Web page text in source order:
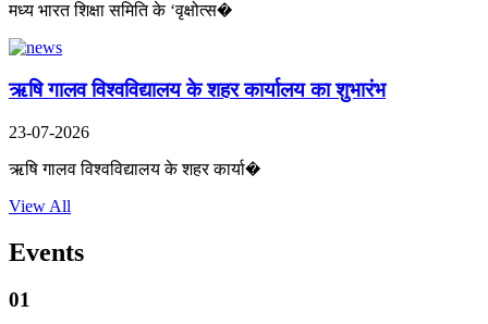
मध्य भारत शिक्षा समिति के ‘वृक्षोत्स�
ऋषि गालव विश्वविद्यालय के शहर कार्यालय का शुभारंभ
23-07-2026
ऋषि गालव विश्वविद्यालय के शहर कार्या�
View All
Events
01